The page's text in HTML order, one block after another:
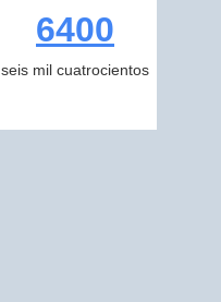
6400
seis mil cuatrocientos